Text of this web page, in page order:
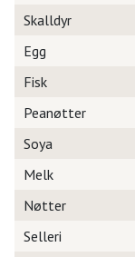
Skalldyr
Egg
Fisk
Peanøtter
Soya
Melk
Nøtter
Selleri